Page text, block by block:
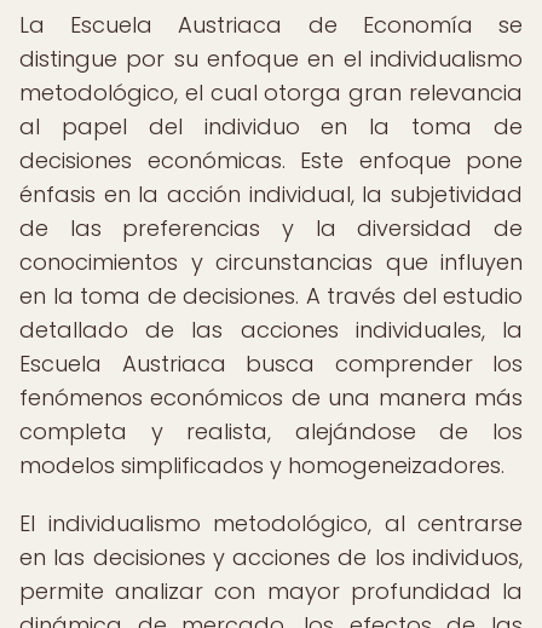
La Escuela Austriaca de Economía se
distingue por su enfoque en el individualismo
metodológico, el cual otorga gran relevancia
al papel del individuo en la toma de
decisiones económicas. Este enfoque pone
énfasis en la acción individual, la subjetividad
de las preferencias y la diversidad de
conocimientos y circunstancias que influyen
en la toma de decisiones. A través del estudio
detallado de las acciones individuales, la
Escuela Austriaca busca comprender los
fenómenos económicos de una manera más
completa y realista, alejándose de los
modelos simplificados y homogeneizadores.
El individualismo metodológico, al centrarse
en las decisiones y acciones de los individuos,
permite analizar con mayor profundidad la